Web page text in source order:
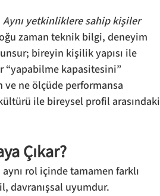
Aynı yetkinliklere sahip kişiler
zaman teknik bilgi, deneyim
bireyin kişilik yapısı ile
“yapabilme kapasitesini”
ne ölçüde performansa
ile bireysel profil arasındaki
Çıkar?
rol içinde tamamen farklı
davranışsal uyumdur.